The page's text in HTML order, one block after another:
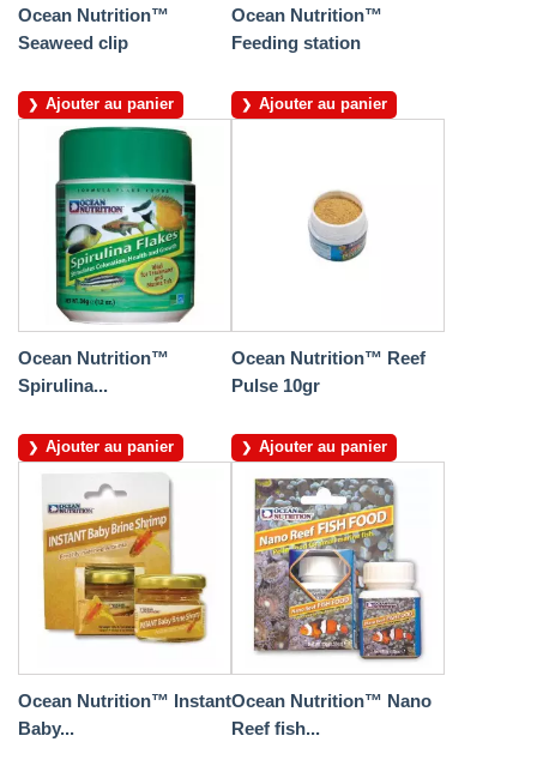
Ocean Nutrition™
Seaweed clip
Ajouter au panier
Ocean Nutrition™
Feeding station
Ajouter au panier
Ocean Nutrition™
Spirulina...
Ajouter au panier
Ocean Nutrition™ Reef
Pulse 10gr
Ajouter au panier
Ocean Nutrition™ Instant
Baby...
Ocean Nutrition™ Nano
Reef fish...